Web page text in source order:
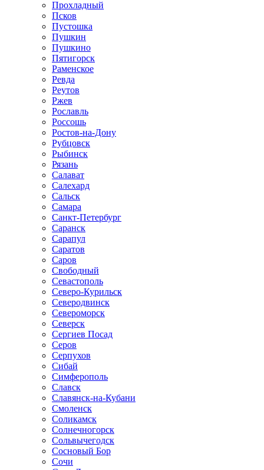
Прохладный
Псков
Пустошка
Пушкин
Пушкино
Пятигорск
Раменское
Ревда
Реутов
Ржев
Рославль
Россошь
Ростов-на-Дону
Рубцовск
Рыбинск
Рязань
Салават
Салехард
Сальск
Самара
Санкт-Петербург
Саранск
Сарапул
Саратов
Саров
Свободный
Севастополь
Северо-Курильск
Северодвинск
Североморск
Северск
Сергиев Посад
Серов
Серпухов
Сибай
Симферополь
Славск
Славянск-на-Кубани
Смоленск
Соликамск
Солнечногорск
Сольвычегодск
Сосновый Бор
Сочи